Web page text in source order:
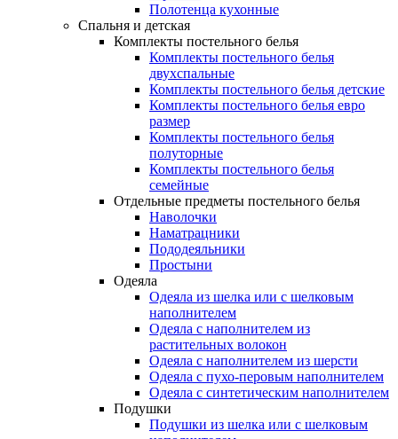
Полотенца кухонные
Спальня и детская
Комплекты постельного белья
Комплекты постельного белья
двухспальные
Комплекты постельного белья детские
Комплекты постельного белья евро
размер
Комплекты постельного белья
полуторные
Комплекты постельного белья
семейные
Отдельные предметы постельного белья
Наволочки
Наматрацники
Пододеяльники
Простыни
Одеяла
Одеяла из шелка или с шелковым
наполнителем
Одеяла с наполнителем из
растительных волокон
Одеяла с наполнителем из шерсти
Одеяла с пухо-перовым наполнителем
Одеяла с синтетическим наполнителем
Подушки
Подушки из шелка или с шелковым